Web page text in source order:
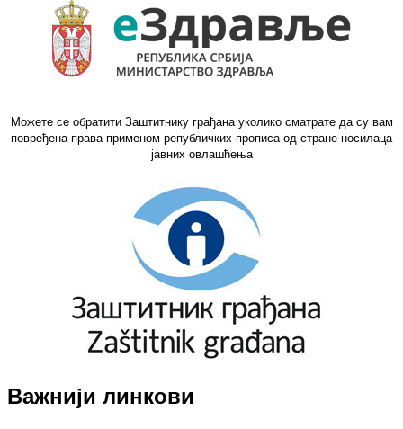
Можете се обратити Заштитнику грађана уколико сматрате да су вам
повређена права применом републичких прописа од стране носилаца
јавних овлашћења
Важнији линкови